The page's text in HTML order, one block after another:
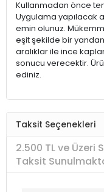
Kullanmadan önce
Uygulama yapılacak
emin olunuz.
eşit şekilde bir
aralıklar ile ince
sonucu verecektir.
ediniz.
Taksit Seçenekleri
2.500 TL ve Üzeri
Taksit